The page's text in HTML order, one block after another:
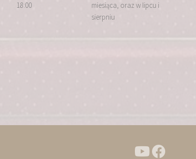
18:00
miesiąca, oraz w lipcu i
sierpniu